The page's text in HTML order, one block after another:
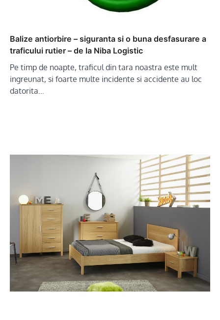
Balize antiorbire – siguranta si o buna desfasurare a
traficului rutier – de la Niba Logistic
Pe timp de noapte, traficul din tara noastra este mult
ingreunat, si foarte multe incidente si accidente au loc
datorita…